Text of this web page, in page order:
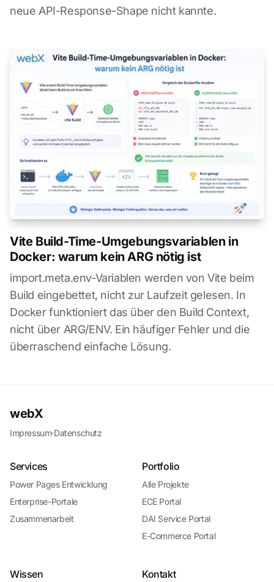
neue API-Response-Shape nicht kannte.
Vite Build-Time-Umgebungsvariablen in
Docker: warum kein ARG nötig ist
import.meta.env-Variablen werden von Vite beim
Build eingebettet, nicht zur Laufzeit gelesen. In
Docker funktioniert das über den Build Context,
nicht über ARG/ENV. Ein häufiger Fehler und die
überraschend einfache Lösung.
webX
Impressum·Datenschutz
Services
Power Pages Entwicklung
Enterprise-Portale
Zusammenarbeit
Portfolio
Alle Projekte
ECE Portal
DAI Service Portal
E-Commerce Portal
Wissen Kontakt